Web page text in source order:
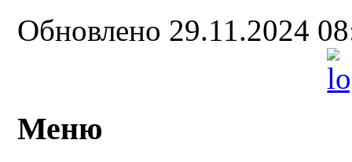
Обновлено 29.11.2024
Меню